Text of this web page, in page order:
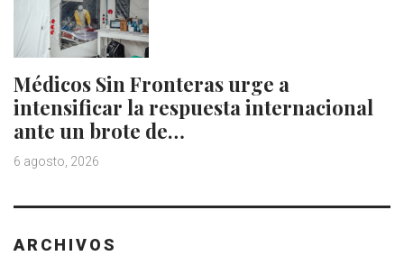
Médicos Sin Fronteras urge a
intensificar la respuesta internacional
ante un brote de…
6 agosto, 2026
ARCHIVOS